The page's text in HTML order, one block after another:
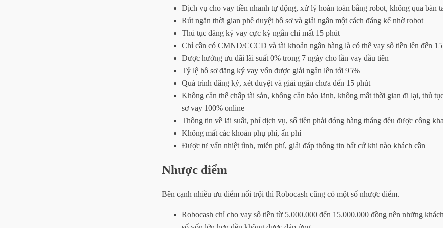
Dịch vụ cho vay tiền nhanh tự động, xử lý hoàn toàn bằng robot, không qua bàn
Rút ngắn thời gian phê duyệt hồ sơ và giải ngân một cách đáng kể nhờ robot
Thủ tục đăng ký vay cực kỳ ngắn chỉ mất 15 phút
Chỉ cần có CMND/CCCD và tài khoản ngân hàng là có thể vay số tiền lên đến
Được hưởng ưu đãi lãi suất 0% trong 7 ngày cho lần vay đầu tiên
Tỷ lệ hồ sơ đăng ký vay vốn được giải ngân lên tới 95%
Quá trình đăng ký, xét duyệt và giải ngân chưa đến 15 phút
Không cần thế chấp tài sản, không cần bảo lãnh, không mất thời gian đi lại, thủ
sơ vay 100% online
Thông tin về lãi suất, phí dịch vụ, số tiền phải đóng hàng tháng đều được công
Không mất các khoản phụ phí, ẩn phí
Được tư vấn nhiệt tình, miễn phí, giải đáp thông tin bất cứ khi nào khách cần
Nhược điểm
Bên cạnh nhiều ưu điểm nổi trội thì Robocash cũng có một số nhược điểm.
Robocash chỉ cho vay số tiền từ 5.000.000 đến 15.000.000 đồng nên những